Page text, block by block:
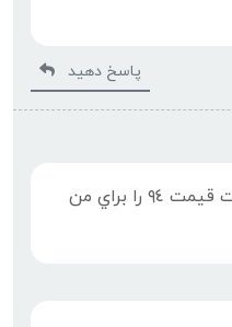
پاسخ دهید
لطفا اگر امكانش هست ليست قيمت ٩٤ را براي من